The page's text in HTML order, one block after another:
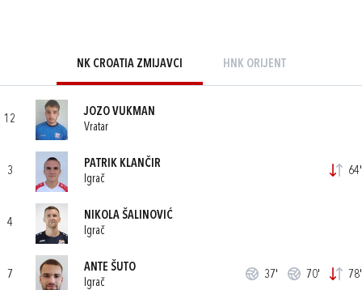
NK CROATIA ZMIJAVCI HNK ORIJENT
12
JOZO VUKMAN
Vratar
3
PATRIK KLANČIR
Igrač
64'
4
NIKOLA ŠALINOVIĆ
Igrač
7
ANTE ŠUTO
Igrač
37' 70' 78'